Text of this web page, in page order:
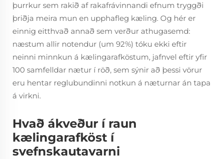
þurrkur sem rakið af rakafrávinnandi efnum tryggði
þriðja meira mun en upphafleg kæling. Og hér er
einnig eitthvað annað sem verður athugasemd:
næstum allir notendur (um 92%) tóku ekki eftir
neinni minnkun á kælingarafköstum, jafnvel eftir yfir
100 samfelldar nætur í röð, sem sýnir að þessi vörur
eru hentar reglubundinni notkun á næturnar án tapa
á virkni.
Hvað ákveður í raun
kælingarafköst í
svefnskautavarni